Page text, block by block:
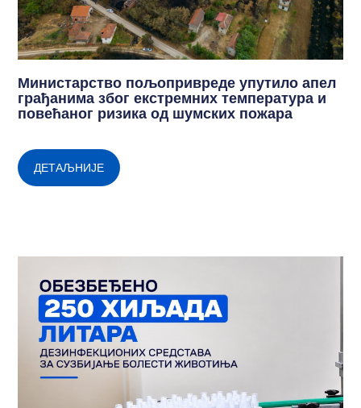
Министарство пољопривреде упутило апел
грађанима због екстремних температура и
повећаног ризика од шумских пожара
ДЕТАЉНИЈЕ